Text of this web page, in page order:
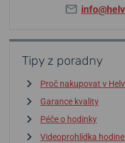
Tipy z poradny
Proč nakupovat v
Garance kvality
Péče o hodinky
Videoprohlídka